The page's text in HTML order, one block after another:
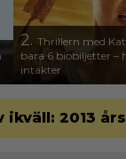
2. Thrillern med
bara 6 biobiljetter –
intäkter
ikväll: 2013